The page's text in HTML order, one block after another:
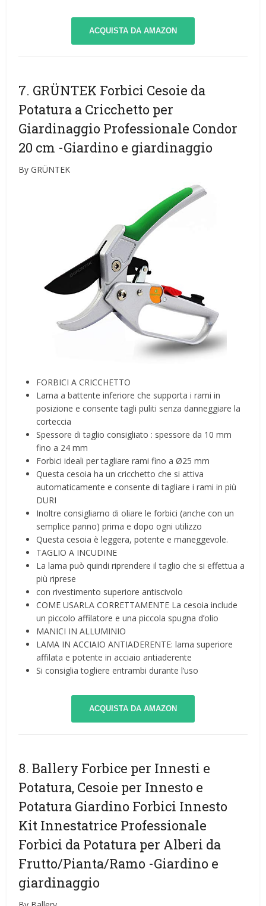
ACQUISTA DA AMAZON
7. GRÜNTEK Forbici Cesoie da
Potatura a Cricchetto per
Giardinaggio Professionale Condor
20 cm -Giardino e giardinaggio
By GRÜNTEK
FORBICI A CRICCHETTO
Lama a battente inferiore che supporta i rami in
posizione e consente tagli puliti senza danneggiare la
corteccia
Spessore di taglio consigliato : spessore da 10 mm
fino a 24 mm
Forbici ideali per tagliare rami fino a Ø25 mm
Questa cesoia ha un cricchetto che si attiva
automaticamente e consente di tagliare i rami in più
DURI
Inoltre consigliamo di oliare le forbici (anche con un
semplice panno) prima e dopo ogni utilizzo
Questa cesoia è leggera, potente e maneggevole.
TAGLIO A INCUDINE
La lama può quindi riprendere il taglio che si effettua a
più riprese
con rivestimento superiore antiscivolo
COME USARLA CORRETTAMENTE La cesoia include
un piccolo affilatore e una piccola spugna d’olio
MANICI IN ALLUMINIO
LAMA IN ACCIAIO ANTIADERENTE: lama superiore
affilata e potente in acciaio antiaderente
Si consiglia togliere entrambi durante l’uso
ACQUISTA DA AMAZON
8. Ballery Forbice per Innesti e
Potatura, Cesoie per Innesto e
Potatura Giardino Forbici Innesto
Kit Innestatrice Professionale
Forbici da Potatura per Alberi da
Frutto/Pianta/Ramo -Giardino e
giardinaggio